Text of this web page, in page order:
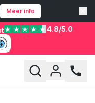
Meer info
4.8/5.0